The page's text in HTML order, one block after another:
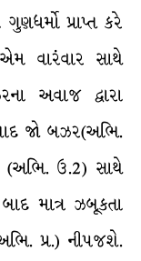
પ્રાપ્ત કરે
વારંવાર સાથે
અવાજ દ્વારા
જો બઝર(અભિ.
(અભિ. ઉ.2) સાથે
માત્ર ઝબૂકતા
પ્ર.) નીપજશે.